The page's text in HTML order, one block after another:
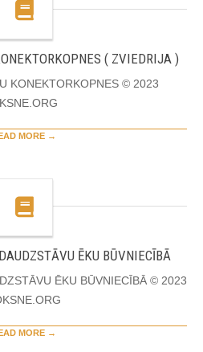
( ZVIEDRIJA )
KONEKTORKOPNES © 2023
MORE →
ĒKU BŪVNIECĪBĀ
ĒKU BŪVNIECĪBĀ © 2023
MORE →